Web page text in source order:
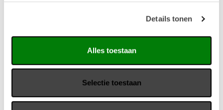
Details tonen
Alles toestaan
Selectie toestaan